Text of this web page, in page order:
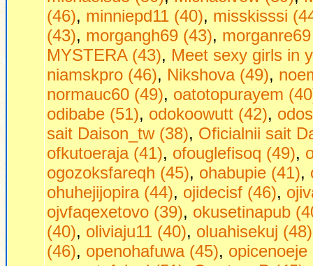
(46), minniepd11 (40), misskisssi
(43), morgangh69 (43),
MYSTERA (43), Mееt sеxy girls in
niamskpro (46), Nikshova (49),
normauc60 (49), oatotopurayem
odibabe (51), odokoowutt (42),
sait Daison_tw (38), Oficialnii sait
ofkutoeraja (41), ofouglefisoq (49),
ogozoksfareqh (45), ohabupie (41),
ohuhejijopira (44), ojidecisf (46),
ojvfaqexetovo (39), okusetinapub
(40), oliviaju11 (40), oluahisekuj (48)
(46), openohafuwa (45), opicenoeje